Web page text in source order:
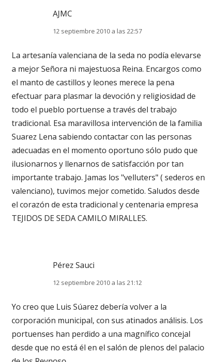
AJMC
12 septiembre 2010 a las 22:57
La artesanía valenciana de la seda no podía elevarse
a mejor Señora ni majestuosa Reina. Encargos como
el manto de castillos y leones merece la pena
efectuar para plasmar la devoción y religiosidad de
todo el pueblo portuense a través del trabajo
tradicional. Esa maravillosa intervención de la familia
Suarez Lena sabiendo contactar con las personas
adecuadas en el momento oportuno sólo pudo que
ilusionarnos y llenarnos de satisfacción por tan
importante trabajo. Jamas los "velluters" ( sederos en
valenciano), tuvimos mejor cometido. Saludos desde
el corazón de esta tradicional y centenaria empresa
TEJIDOS DE SEDA CAMILO MIRALLES.
Pérez Sauci
12 septiembre 2010 a las 21:12
Yo creo que Luis Súarez debería volver a la
corporación municipal, con sus atinados análisis. Los
portuenses han perdido a una magnífico concejal
desde que no está él en el salón de plenos del palacio